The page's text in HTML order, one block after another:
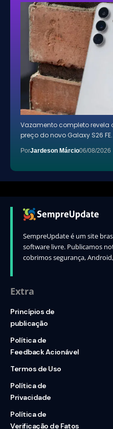
Vazamento completo revela
preço do novo Galaxy S26 FE.
PorJardeson Márcio06/08/2026
SempreUpdate é um site
software livre. Publicamos
cobrimos segurança,
Extra
Princípios de
publicação
Política de
Feedback Acionável
Termos de Uso
Política de
Privacidade
Política de
Verificação de Fatos